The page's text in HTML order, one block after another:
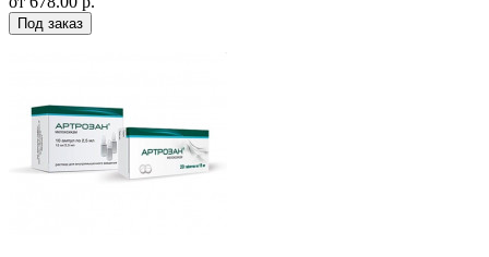
Под заказ